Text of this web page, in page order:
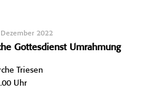
2022
Gottesdienst Umrahmung
Triesen
Uhr